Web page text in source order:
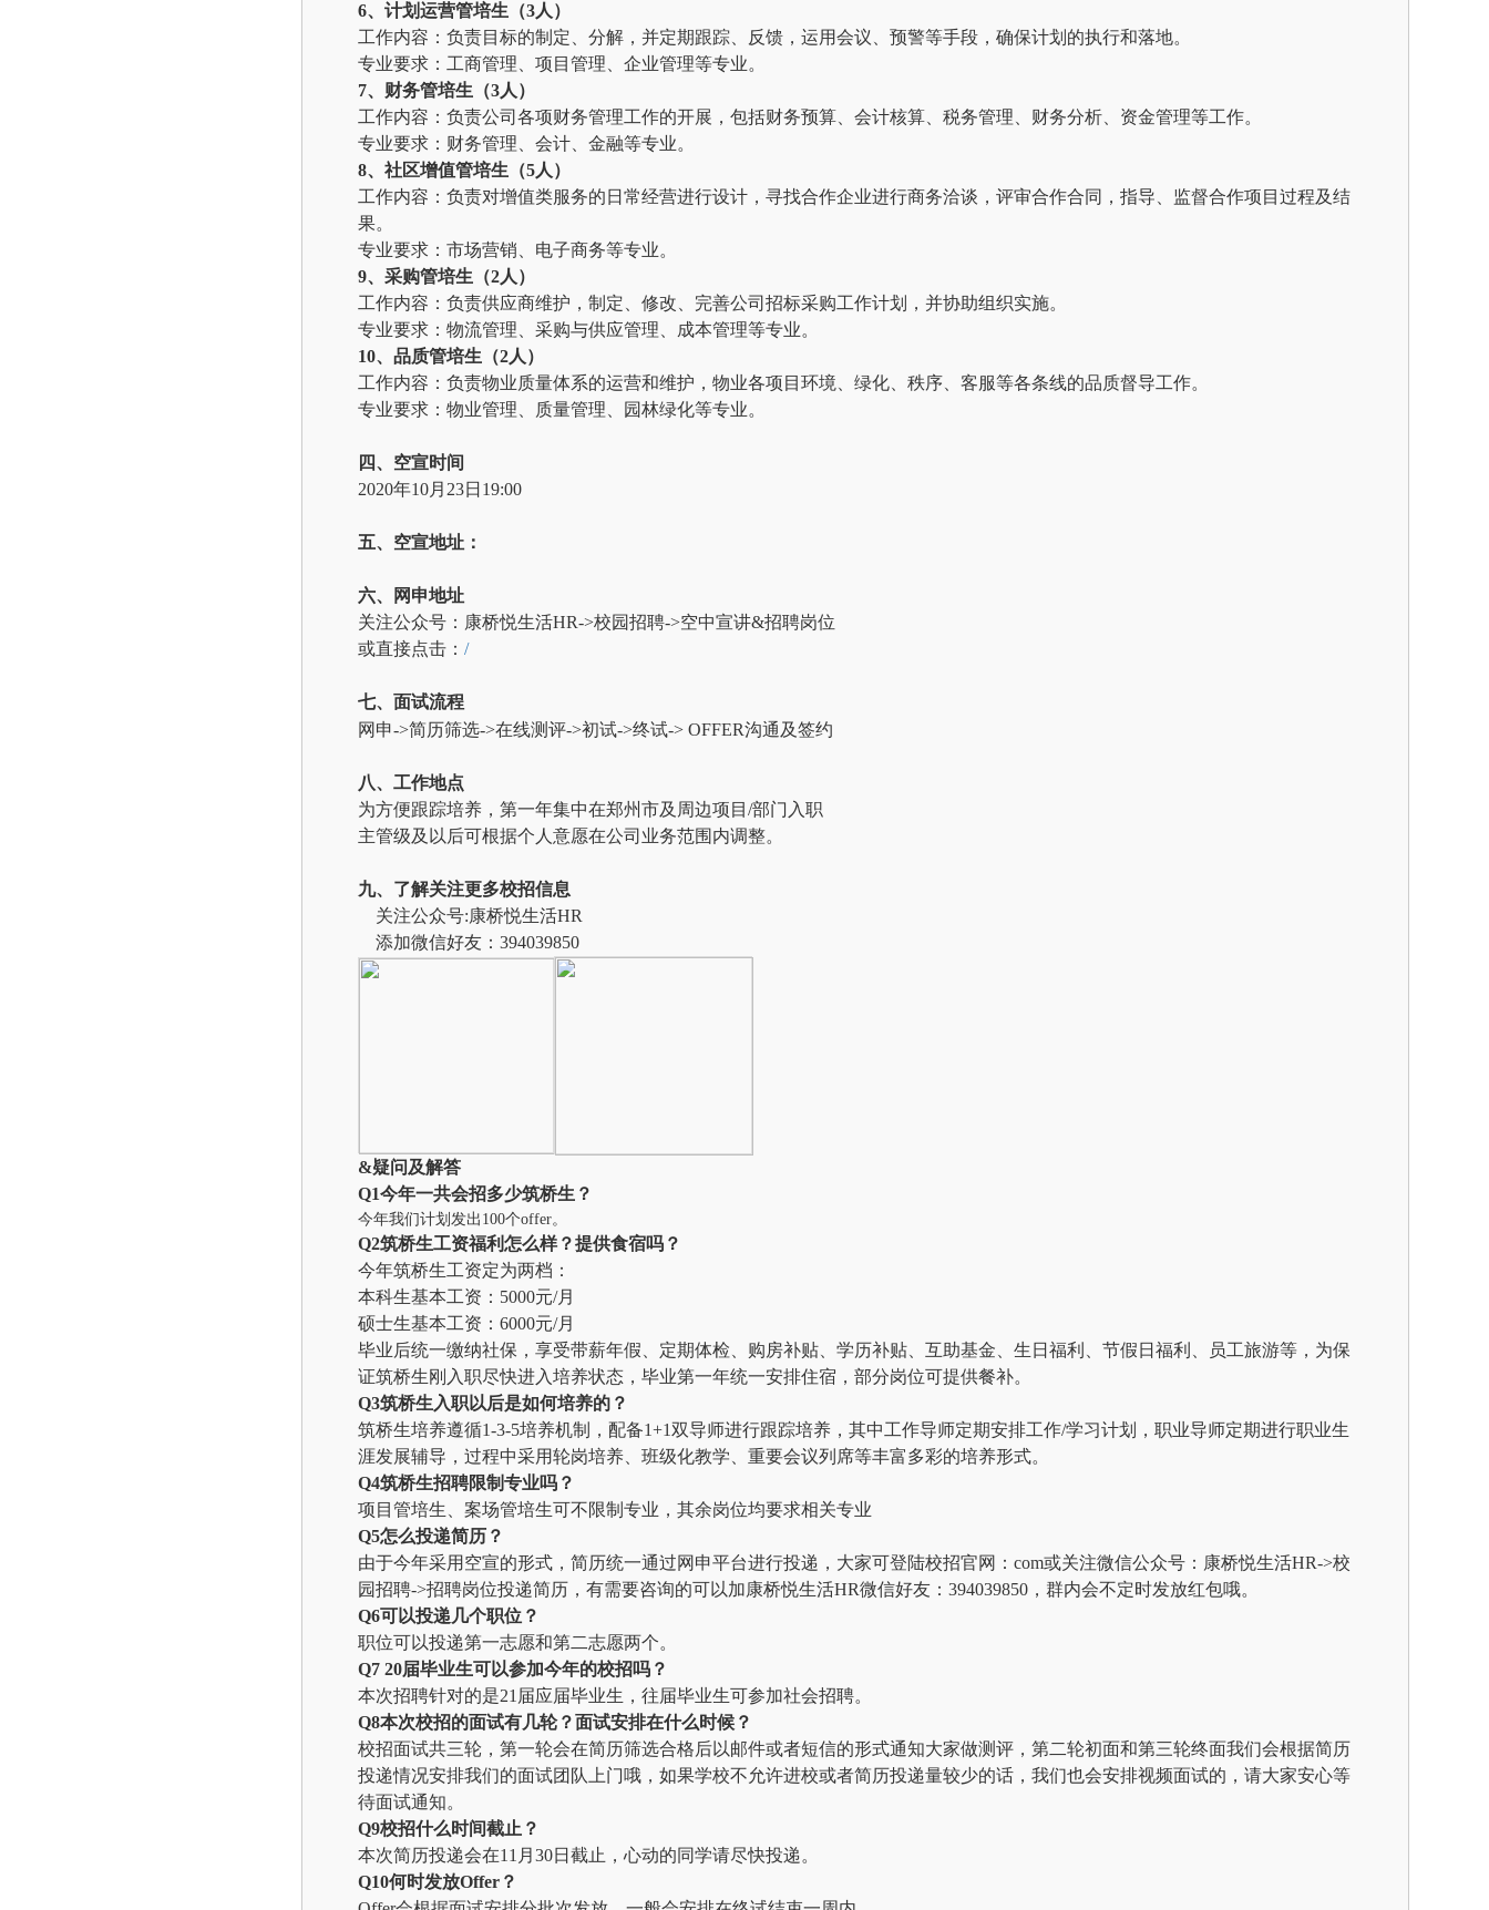
6、计划运营管培生（3人）
工作内容： 负责目标的制定、分解，并定期跟踪、反馈，运用会议、预警等手段，确保计划的执行和落地。
专业要求： 工商管理、项目管理、企业管理等专业。
7、财务管培生（3人）
工作内容： 负责公司各项财务管理工作的开展，包括财务预算、会计核算、税务管理、财务分析、资金管理等工作。
专业要求： 财务管理、会计、金融等专业。
8、社区增值管培生（5人）
工作内容： 负责对增值类服务的日常经营进行设计，寻找合作企业进行商务洽谈，评审合作合同，指导、监督合作项目过程及结
果。
专业要求： 市场营销、电子商务等专业。
9、采购管培生（2人）
工作内容： 负责供应商维护，制定、修改、完善公司招标采购工作计划，并协助组织实施。
专业要求： 物流管理、采购与供应管理、成本管理等专业。
10、品质管培生（2人）
工作内容： 负责物业质量体系的运营和维护，物业各项目环境、绿化、秩序、客服等各条线的品质督导工作。
专业要求： 物业管理、质量管理、园林绿化等专业。
四、空宣时间
2020年10月23日19:00
五、空宣地址：
六、网申地址
关注公众号：康桥悦生活HR->校园招聘->空中宣讲&招聘岗位
或直接点击： /
七、面试流程
网申->简历筛选->在线测评->初试->终试-> OFFER沟通及签约
八、工作地点
为方便跟踪培养，第一年集中在郑州市及周边项目/部门入职
主管级及以后可根据个人意愿在公司业务范围内调整。
九、了解关注更多校招信息
关注公众号:康桥悦生活HR
添加微信好友：394039850
&疑问及解答
Q1今年一共会招多少筑桥生？
今年我们计划发出100个offer。
Q2筑桥生工资福利怎么样？提供食宿吗？
今年筑桥生工资定为两档：
本科生基本工资：5000元/月
硕士生基本工资：6000元/月
毕业后统一缴纳社保，享受带薪年假、定期体检、购房补贴、学历补贴、互助基金、生日福利、节假日福利、员工旅游等，为保
证筑桥生刚入职尽快进入培养状态，毕业第一年统一安排住宿，部分岗位可提供餐补。
Q3筑桥生入职以后是如何培养的？
筑桥生培养遵循1-3-5培养机制，配备1+1双导师进行跟踪培养，其中工作导师定期安排工作/学习计划，职业导师定期进行职业生
涯发展辅导，过程中采用轮岗培养、班级化教学、重要会议列席等丰富多彩的培养形式。
Q4筑桥生招聘限制专业吗？
项目管培生、案场管培生可不限制专业，其余岗位均要求相关专业
Q5怎么投递简历？
由于今年采用空宣的形式，简历统一通过网申平台进行投递，大家可登陆校招官网：com或关注微信公众号：康桥悦生活HR->校
园招聘->招聘岗位投递简历，有需要咨询的可以加康桥悦生活HR微信好友：394039850，群内会不定时发放红包哦。
Q6可以投递几个职位？
职位可以投递第一志愿和第二志愿两个。
Q7 20届毕业生可以参加今年的校招吗？
本次招聘针对的是21届应届毕业生，往届毕业生可参加社会招聘。
Q8本次校招的面试有几轮？面试安排在什么时候？
校招面试共三轮，第一轮会在简历筛选合格后以邮件或者短信的形式通知大家做测评，第二轮初面和第三轮终面我们会根据简历
投递情况安排我们的面试团队上门哦，如果学校不允许进校或者简历投递量较少的话，我们也会安排视频面试的，请大家安心等
待面试通知。
Q9校招什么时间截止？
本次简历投递会在11月30日截止，心动的同学请尽快投递。
Q10何时发放Offer？